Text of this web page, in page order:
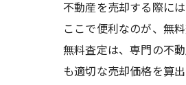
不動産を売却する際に
ここで便利なのが、無
無料査定は、専門の不
も適切な売却価格を算